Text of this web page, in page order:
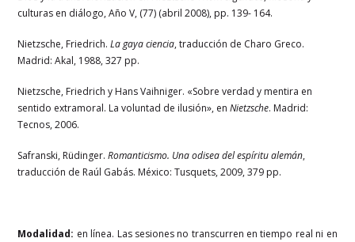
culturas en diálogo, Año V, (77) (abril 2008), pp. 139- 164.
Nietzsche, Friedrich.La gaya ciencia, traducción de Charo Greco.
Madrid: Akal, 1988, 327 pp.
Nietzsche, Friedrich y Hans Vaihniger. «Sobre verdad y mentira en
sentido extramoral. La voluntad de ilusión», enNietzsche. Madrid:
Tecnos, 2006.
Safranski, Rüdinger.Romanticismo. Una odisea del espíritu alemán,
traducción de Raúl Gabás. México: Tusquets, 2009, 379 pp.
Modalidad: en línea. Las sesiones no transcurren en tiempo real ni en